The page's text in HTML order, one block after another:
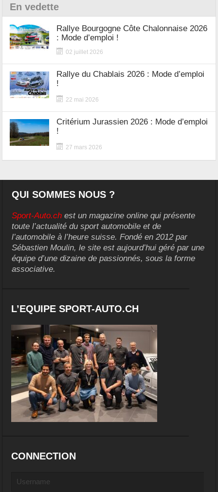
En vedette
Rallye Bourgogne Côte Chalonnaise 2026
: Mode d’emploi !
02 juillet 2026
Rallye du Chablais 2026 : Mode d’emploi
!
22 mai 2026
Critérium Jurassien 2026 : Mode d’emploi
!
27 mars 2026
QUI SOMMES NOUS ?
Sport-Auto.ch est un magazine online qui présente
toute l’actualité du sport automobile et de
l’automobile à l’heure suisse. Fondé en 2012 par
Sébastien Moulin, le site est aujourd’hui géré par une
équipe d’une dizaine de passionnés, sous la forme
associative.
L’EQUIPE SPORT-AUTO.CH
CONNECTION